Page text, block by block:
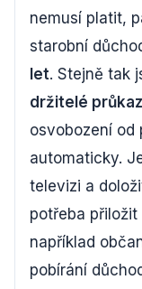
nemusí platit,
starobní
let. Stejně tak
držitelé
osvobození od
automaticky.
televizi a
potřeba
například
pobírání